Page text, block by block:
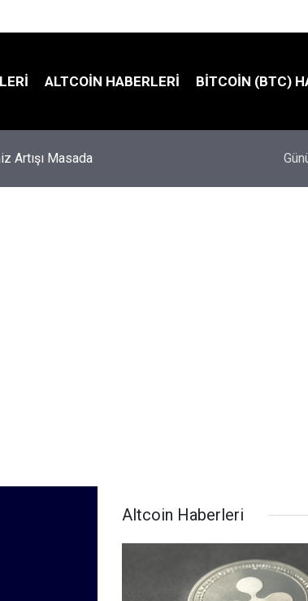
ALTCOIN HABERLERI BITCOIN (BTC)
Artışı Masada
Bekleniyor
Altcoin Haberleri